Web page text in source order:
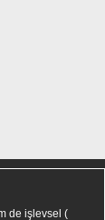
de işlevsel (